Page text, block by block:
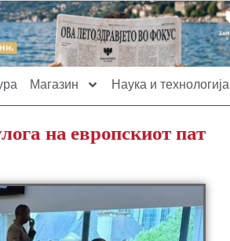
Магазин Наука и технологија
на европскиот пат